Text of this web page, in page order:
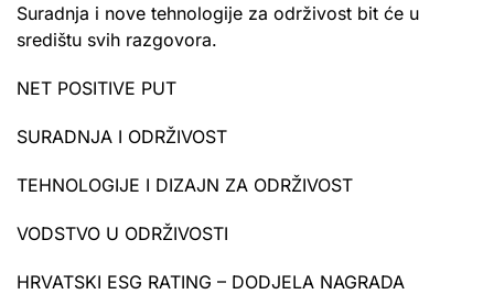
Suradnja i nove tehnologije za održivost bit će u
središtu svih razgovora.
NET POSITIVE PUT
SURADNJA I ODRŽIVOST
TEHNOLOGIJE I DIZAJN ZA ODRŽIVOST
VODSTVO U ODRŽIVOSTI
HRVATSKI ESG RATING – DODJELA NAGRADA